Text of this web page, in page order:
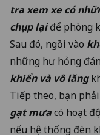
tra xem xe có
chụp lạiđể phòng
Sau đó, ngồi vào
những hư hỏng
khiển và vô lăng
Tiếp theo, bạn phải
gạt mưacó hoạt
nếu hệ thống đèn